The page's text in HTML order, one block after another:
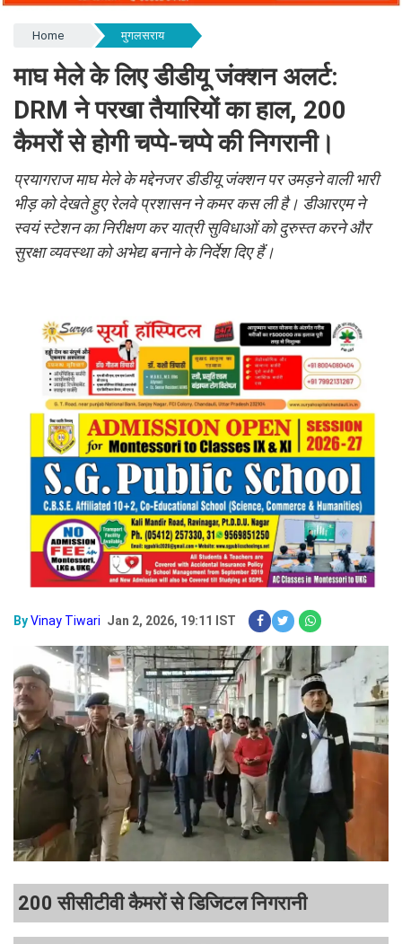
Home मुगलसराय
माघ मेले के लिए डीडीयू जंक्शन अलर्ट:
DRM ने परखा तैयारियों का हाल, 200
कैमरों से होगी चप्पे-चप्पे की निगरानी।
प्रयागराज माघ मेले के मद्देनजर डीडीयू जंक्शन पर उमड़ने वाली भारी
भीड़ को देखते हुए रेलवे प्रशासन ने कमर कस ली है। डीआरएम ने
स्वयं स्टेशन का निरीक्षण कर यात्री सुविधाओं को दुरुस्त करने और
सुरक्षा व्यवस्था को अभेद्य बनाने के निर्देश दिए हैं।
ByVinay Tiwari Jan 2, 2026, 19:11 IST
200 सीसीटीवी कैमरों से डिजिटल निगरानी